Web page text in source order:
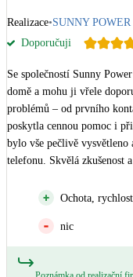
Realizace•SUNNY POWER
Doporučuji
Se společností Sunny
domě a mohu ji vřele
problémů – od prvního
poskytla cennou pomoc i
bylo vše pečlivě vysvětleno
telefonu. Skvělá zkušenost
Ochota,
nic